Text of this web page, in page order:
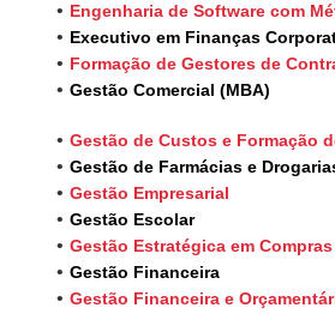
Engenharia de Software com
Executivo em Finanças
Formação de Gestores de
Gestão Comercial (MBA)
Gestão de Custos e Formação
Gestão de Farmácias e
Gestão Empresarial
Gestão Escolar
Gestão Estratégica em Compras
Gestão Financeira
Gestão Financeira e